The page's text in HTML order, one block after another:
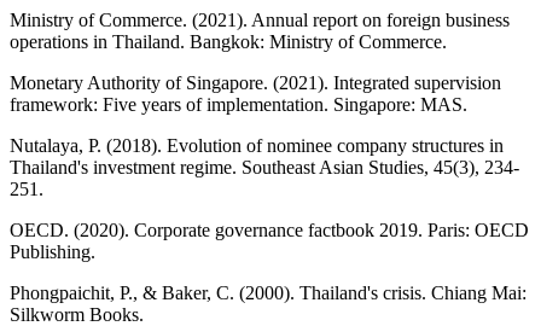
Ministry of Commerce. (2021). Annual report on foreign business
operations in Thailand. Bangkok: Ministry of Commerce.
Monetary Authority of Singapore. (2021). Integrated supervision
framework: Five years of implementation. Singapore: MAS.
Nutalaya, P. (2018). Evolution of nominee company structures in
Thailand's investment regime. Southeast Asian Studies, 45(3), 234-
251.
OECD. (2020). Corporate governance factbook 2019. Paris: OECD
Publishing.
Phongpaichit, P., & Baker, C. (2000). Thailand's crisis. Chiang Mai:
Silkworm Books.